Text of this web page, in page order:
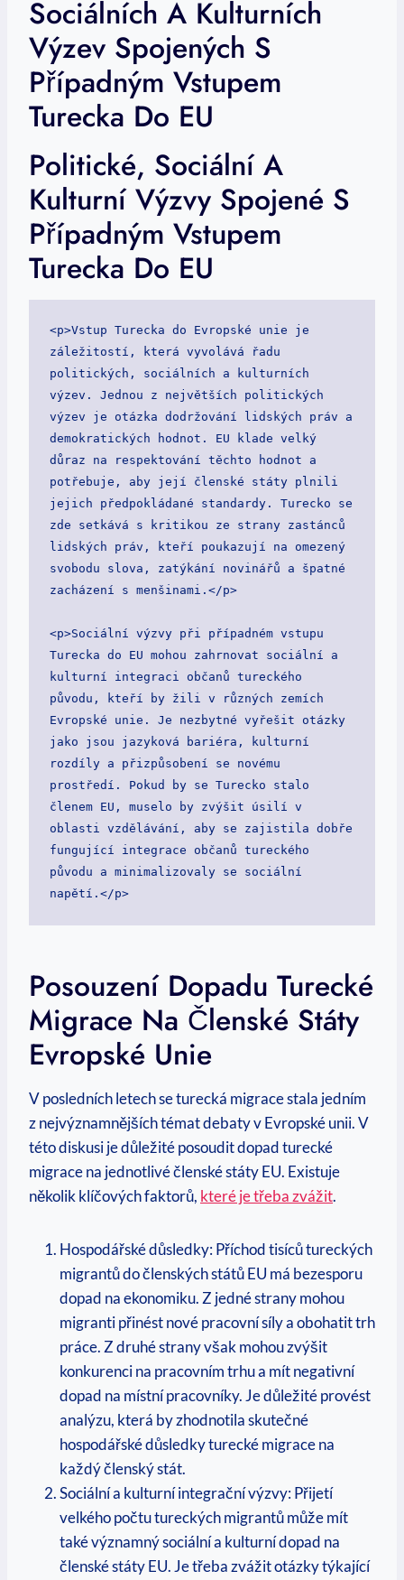
Sociálních A Kulturních
Výzev Spojených S
Případným Vstupem
Turecka Do EU
Politické, Sociální A
Kulturní Výzvy Spojené S
Případným Vstupem
Turecka Do EU
<p>Vstup Turecka do Evropské unie je
záležitostí, která vyvolává řadu
politických, sociálních a kulturních
výzev. Jednou z největších politických
výzev je otázka dodržování lidských práv a
demokratických hodnot. EU klade velký
důraz na respektování těchto hodnot a
potřebuje, aby její členské státy plnili
jejich předpokládané standardy. Turecko se
zde setkává s kritikou ze strany zastánců
lidských práv, kteří poukazují na omezený
svobodu slova, zatýkání novinářů a špatné
zacházení s menšinami.</p>
<p>Sociální výzvy při případném vstupu
Turecka do EU mohou zahrnovat sociální a
kulturní integraci občanů tureckého
původu, kteří by žili v různých zemích
Evropské unie. Je nezbytné vyřešit otázky
jako jsou jazyková bariéra, kulturní
rozdíly a přizpůsobení se novému
prostředí. Pokud by se Turecko stalo
členem EU, muselo by zvýšit úsilí v
oblasti vzdělávání, aby se zajistila dobře
fungující integrace občanů tureckého
původu a minimalizovaly se sociální
napětí.</p>
Posouzení Dopadu Turecké
Migrace Na Členské Státy
Evropské Unie
V posledních letech se turecká migrace stala jedním
z nejvýznamnějších témat debaty v Evropské unii. V
této diskusi je důležité posoudit dopad turecké
migrace na jednotlivé členské státy EU. Existuje
několik klíčových faktorů, které je třeba zvážit.
Hospodářské důsledky: Příchod tisíců tureckých
migrantů do členských států EU má bezesporu
dopad na ekonomiku. Z jedné strany mohou
migranti přinést nové pracovní síly a obohatit trh
práce. Z druhé strany však mohou zvýšit
konkurenci na pracovním trhu a mít negativní
dopad na místní pracovníky. Je důležité provést
analýzu, která by zhodnotila skutečné
hospodářské důsledky turecké migrace na
každý členský stát.
Sociální a kulturní integrační výzvy: Přijetí
velkého počtu tureckých migrantů může mít
také významný sociální a kulturní dopad na
členské státy EU. Je třeba zvážit otázky týkající